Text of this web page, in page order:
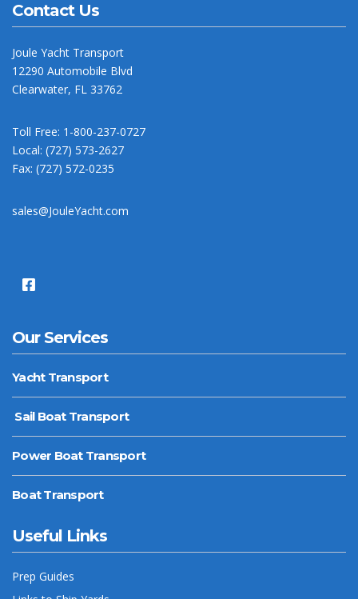
Contact Us
Joule Yacht Transport
12290 Automobile Blvd
Clearwater, FL 33762
Toll Free: 1-800-237-0727
Local: (727) 573-2627
Fax: (727) 572-0235
sales@JouleYacht.com
Our Services
Yacht Transport
Sail Boat Transport
Power Boat Transport
Boat Transport
Useful Links
Prep Guides